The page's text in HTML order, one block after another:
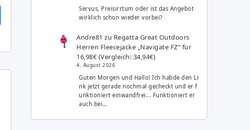
Servus, Preisirrtum oder ist das Angebot
wirklich schon wieder vorbei?
Andre81 zu Regatta Great Outdoors
Herren Fleecejacke „Navigate FZ“ für
16,98€ (Vergleich: 34,94€)
4. August 2026
Guten Morgen und Hallo! Ich habde den Li
nk jetzt gerade nochmal gecheckt und er f
unktioniert einwandfrei... Funktioniert er
auch bei…